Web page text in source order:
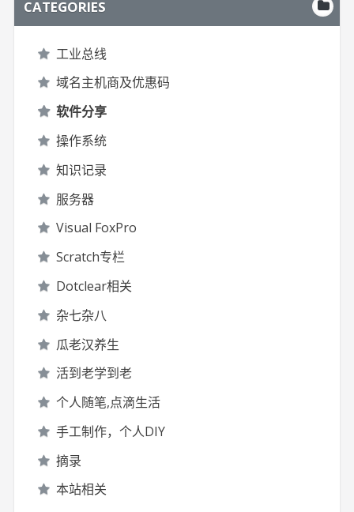
CATEGORIES
工业总线
域名主机商及优惠码
软件分享
操作系统
知识记录
服务器
Visual FoxPro
Scratch专栏
Dotclear相关
杂七杂八
瓜老汉养生
活到老学到老
个人随笔,点滴生活
手工制作，个人DIY
摘录
本站相关